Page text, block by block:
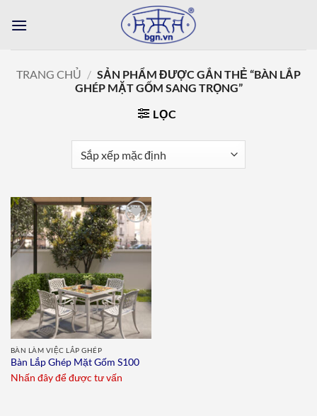
qua
TRANG CHỦ / SẢN PHẨM ĐƯỢC GẮN THẺ “BÀN LẮP
GHÉP MẶT GỐM SANG TRỌNG”
LỌC
Add to
wishlist
BÀN LÀM VIỆC LẮP GHÉP
Bàn Lắp Ghép Mặt Gốm S100
Nhấn đây để được tư vấn